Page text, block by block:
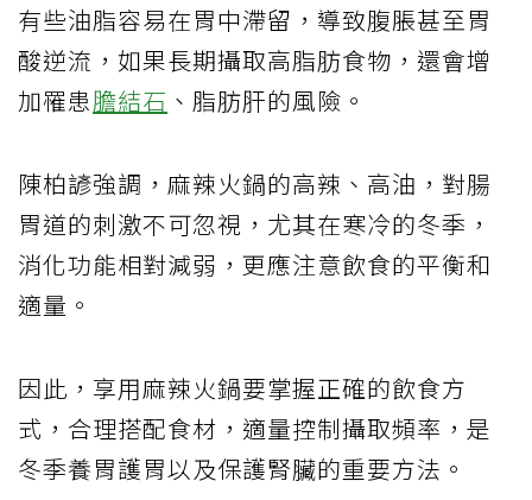
有些油脂容易在胃中滯留，導致腹脹甚至胃
酸逆流，如果長期攝取高脂肪食物，還會增
加罹患膽結石 、脂肪肝的風險。
陳柏諺強調，麻辣火鍋的高辣、高油，對腸
胃道的刺激不可忽視，尤其在寒冷的冬季，
消化功能相對減弱，更應注意飲食的平衡和
適量。
因此，享用麻辣火鍋要掌握正確的飲食方
式，合理搭配食材，適量控制攝取頻率，是
冬季養胃護胃以及保護腎臟的重要方法。